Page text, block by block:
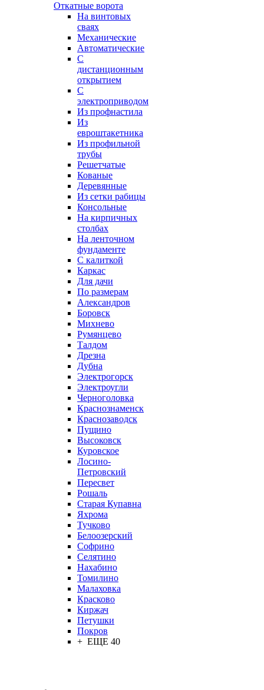
Откатные ворота
На винтовых
сваях
Механические
Автоматические
С
дистанционным
открытием
С
электроприводом
Из профнастила
Из
евроштакетника
Из профильной
трубы
Решетчатые
Кованые
Деревянные
Из сетки рабицы
Консольные
На кирпичных
столбах
На ленточном
фундаменте
С калиткой
Каркас
Для дачи
По размерам
Александров
Боровск
Михнево
Румянцево
Талдом
Дрезна
Дубна
Электрогорск
Электроугли
Черноголовка
Краснознаменск
Краснозаводск
Пущино
Высоковск
Куровское
Лосино-
Петровский
Пересвет
Рошаль
Старая Купавна
Яхрома
Тучково
Белоозерский
Софрино
Селятино
Нахабино
Томилино
Малаховка
Красково
Киржач
Петушки
Покров
+ ЕЩЕ 40